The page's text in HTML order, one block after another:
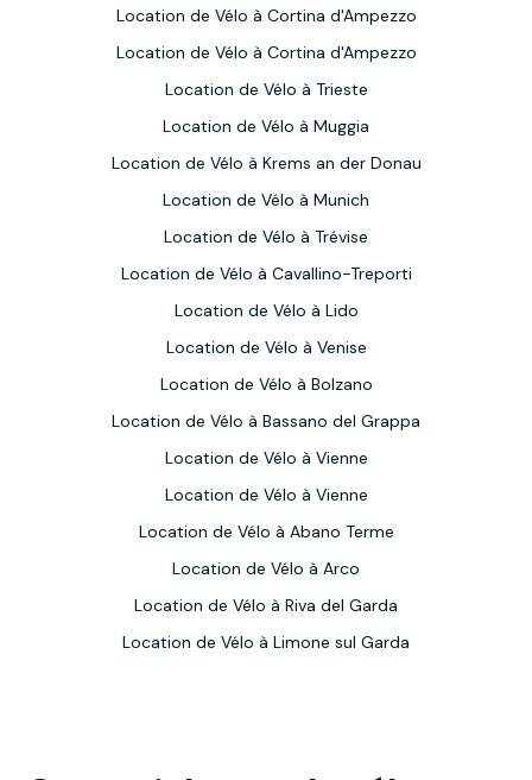
Location de Vélo à Cortina d'Ampezzo
Location de Vélo à Cortina d'Ampezzo
Location de Vélo à Trieste
Location de Vélo à Muggia
Location de Vélo à Krems an der Donau
Location de Vélo à Munich
Location de Vélo à Trévise
Location de Vélo à Cavallino-Treporti
Location de Vélo à Lido
Location de Vélo à Venise
Location de Vélo à Bolzano
Location de Vélo à Bassano del Grappa
Location de Vélo à Vienne
Location de Vélo à Vienne
Location de Vélo à Abano Terme
Location de Vélo à Arco
Location de Vélo à Riva del Garda
Location de Vélo à Limone sul Garda